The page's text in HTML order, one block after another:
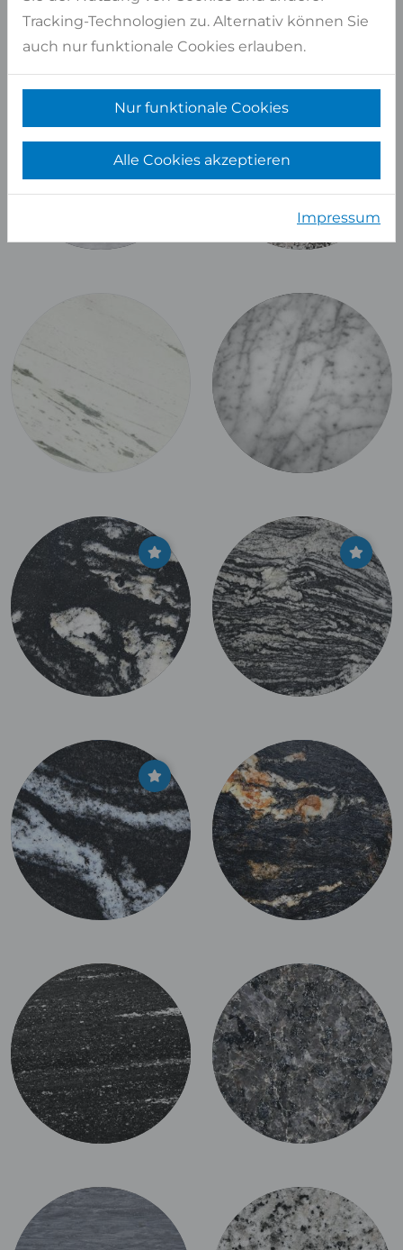
Tracking-Technologien zu. Alternativ können Sie
auch nur funktionale Cookies erlauben.
Nur funktionale Cookies
Alle Cookies akzeptieren
Impressum